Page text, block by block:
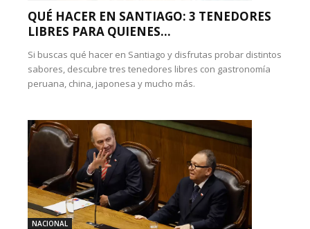
QUÉ HACER EN SANTIAGO: 3 TENEDORES
LIBRES PARA QUIENES...
Si buscas qué hacer en Santiago y disfrutas probar distintos
sabores, descubre tres tenedores libres con gastronomía
peruana, china, japonesa y mucho más.
NACIONAL